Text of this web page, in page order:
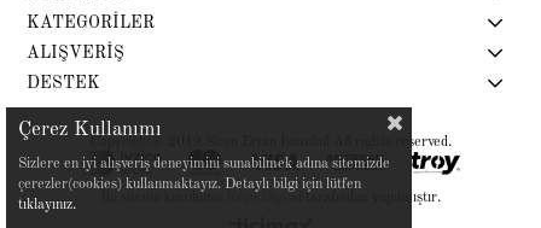
KATEGORİLER
ALIŞVERİŞ
DESTEK
Copyright© 2019 Siren Ertan İstanbul All rights reserved.
tarafından yapılmıştır.
Çerez Kullanımı
Sizlere en iyi alışveriş deneyimini sunabilmek adına sitemizde
çerezler(cookies) kullanmaktayız. Detaylı bilgi için lütfen
tıklayınız.